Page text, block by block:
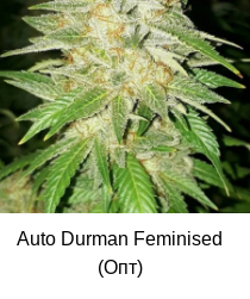
Auto Durman Feminised
(Опт)